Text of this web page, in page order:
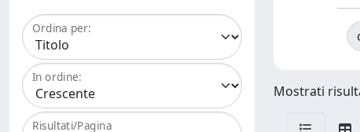
Ordina per:
In ordine:
Risultati/Pagina
Mostrati